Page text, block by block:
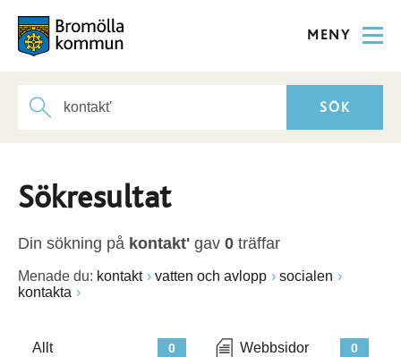
MENY
Sökresultat
Din sökning på kontakt' gav 0 träffar
Menade du: kontakt vatten och avlopp
socialen
kontakta
0
Allt 0
Webbsidor